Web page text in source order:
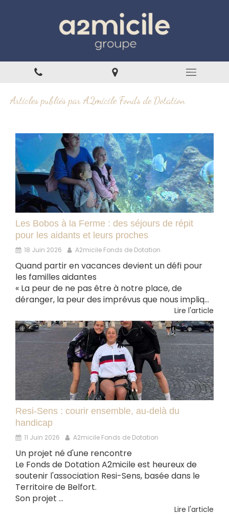
Articles publiés par A2micile Fonds de Dotation
Les Bobos à la Ferme : des séjours de répit
pour les aidants et leurs proches
18 Juin 2026 A2micile Fonds de Dotation
Quand partir en vacances devient un défi pour
les familles aidantes
« La peur de ne pas être à notre place, de
déranger, la peur des imprévus que nous impliq...
Lire l'article
Resi-Sens : courir ensemble, au-delà du
handicap
11 Juin 2026 A2micile Fonds de Dotation
Un projet né d'une rencontre
Le Fonds de Dotation A2micile est heureux de
soutenir l'association Resi-Sens, basée dans le
Territoire de Belfort.
Son projet ...
Lire l'article